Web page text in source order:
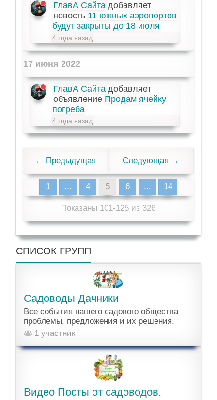
ГлавА Сайта добавляет
новость 11 южных аэропортов
будут закрыты до 18 июля
4 года назад
17 июня 2022
ГлавА Сайта добавляет
объявление Продам ячейку
погреба
4 года назад
← Предыдущая Следующая →
1 ... 4 5 6 ... 14
Показаны 101-125 из 326
СПИСОК ГРУПП
Садоводы Дачники
Все события нашего садового общества
проблемы, предложения и их решения.
1 участник
Видео Посты от садоводов.